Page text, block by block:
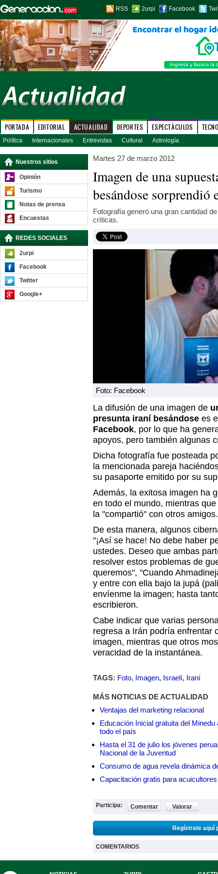
RSS 2urpi Facebook
PORTADA EDITORIAL ACTUALIDAD DEPORTES ESPECTÁCULOS
Política Internacionales Entrevistas Cultural Astrología
Nuestros sitios
Opinión
Turismo
Notas de prensa
Encuestas
REDES SOCIALES
2urpi
Facebook
Twitter
Google+
Martes 27 de marzo 2012
Imagen de una
besándose sorprendió
Fotografía generó una gran cantidad
críticas.
Foto: Facebook
La difusión de una imagen de
presunta iraní besándose es
Facebook, por lo que ha
apoyos, pero también algunas
Dicha fotografía fue posteada
la mencionada pareja
su pasaporte emitido por su
Además, la exitosa imagen ha
en todo el mundo, mientras
la "compartió" con otros amigos.
De esta manera, algunos
"¡Así se hace! No debe haber
ustedes. Deseo que ambas
resolver estos problemas de
queremos", "Cuando
y entre con ella bajo la jupá
envíenme la imagen; hasta
escribieron.
Cabe indicar que varias
regresa a Irán podría enfrentar
imagen, mientras que otros
veracidad de la instantánea.
TAGS: Foto, Imagen, Israelí, Iraní
MÁS NOTICIAS DE ACTUALIDAD
Ventajas del marketing relacional
Educación Inicial gratuita del
todo el país
Hasta el 31 de julio los jóvenes
Nacional de la Juventud
Consumo de agua revela dinámica
Capacitación gratis para
Participa: Comentar Valorar
Regístrate aquí
COMENTARIOS